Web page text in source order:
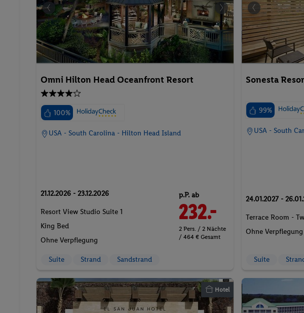
Omni Hilton Head Oceanfront Resort
100%
USA - South Carolina - Hilton Head Island
21.12.2026 - 23.12.2026
Resort View Studio Suite 1
King Bed
Ohne Verpflegung
p.P. ab
232.-
2 Pers. / 2 Nächte
/ 464 € Gesamt
Suite Strand Sandstrand
Sonesta
99%
USA - South
24.01.2027 -
Terrace Room -
Ohne Verpflegung
Suite
Hotel